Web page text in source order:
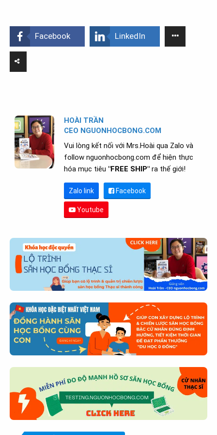
Facebook LinkedIn
HOÀI TRẦN
CEO NGUONHOCBONG.COM
Vui lòng kết nối với Mrs.Hoài qua Zalo và
follow nguonhocbong.com để hiện thực
hóa mục tiêu "FREE SHIP" ra thế giới!
Zalo link Facebook
Youtube